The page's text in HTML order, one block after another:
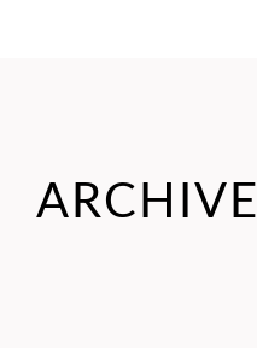
ARCHIVE